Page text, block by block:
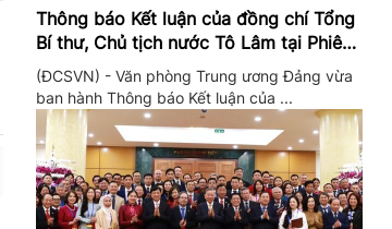
Thông báo Kết luận của đồng chí Tổng
Bí thư, Chủ tịch nước Tô Lâm tại Phiên
họp Ban Chỉ đạo Trung ương thực hiện
Nghị quyết 57
(ĐCSVN) - Văn phòng Trung ương Đảng vừa
ban hành Thông báo Kết luận của ...